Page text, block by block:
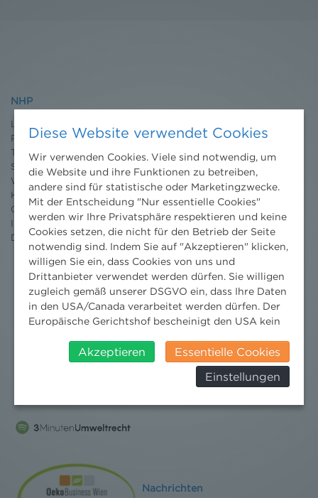
NHP
Leistungen
Projekte
Team
Standorte
Wissenschaft
Karriere
Ombudsstelle
Impressum
Datenschutz erklärung
Nachrichten
Diese Website verwendet Cookies
Wir verwenden Cookies. Viele sind notwendig, um
die Website und ihre Funktionen zu betreiben,
andere sind für statistische oder Marketingzwecke.
Mit der Entscheidung "Nur essentielle Cookies"
werden wir Ihre Privatsphäre respektieren und keine
Cookies setzen, die nicht für den Betrieb der Seite
notwendig sind. Indem Sie auf "Akzeptieren" klicken,
willigen Sie ein, dass Cookies von uns und
Drittanbieter verwendet werden dürfen. Sie willigen
zugleich gemäß unserer DSGVO ein, dass Ihre Daten
in den USA/Canada verarbeitet werden dürfen. Der
Europäische Gerichtshof bescheinigt den USA kein
insbesondere das Risiko, dass ihre Daten durch US-
Behörden, zu Kontroll- und zu
Überwachungszwecken, verarbeitet werden und
werden können. Zudem finden Sie am
Bildschirmrand ein Cookie-Icon wo Sie jederzeit Ihre
Datenschutzerklärung
Akzeptieren
Essentielle Cookies
Einstellungen